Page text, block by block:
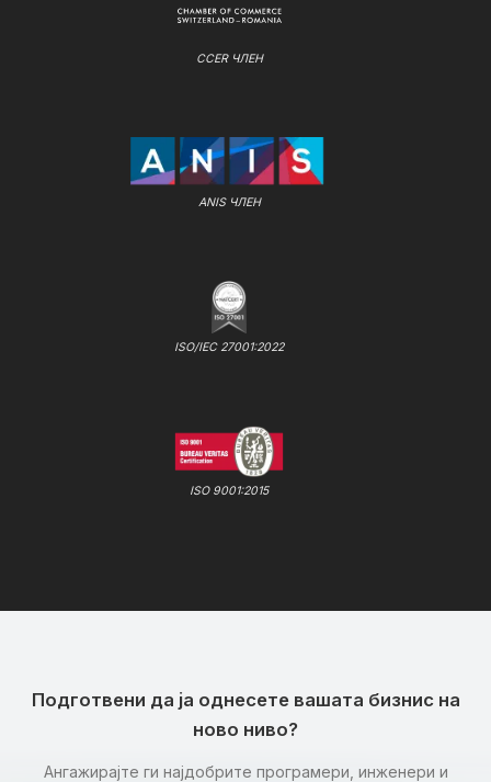
CCER ЧЛЕН
ANIS ЧЛЕН
ISO/IEC 27001:2022
ISO 9001:2015
Подготвени да ја однесете вашата бизнис на
ново ниво?
Ангажирајте ги најдобрите програмери, инженери и